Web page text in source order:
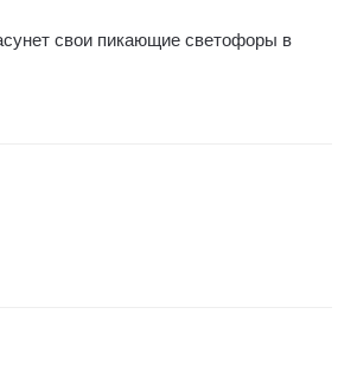
свои пикающие светофоры в